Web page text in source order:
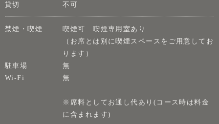
貸切
不可
禁煙・喫煙
喫煙可 喫煙専用室あり
（お席とは別に喫煙スペースをご用意してお
ります）
駐車場
無
Wi-Fi
無
※席料としてお通し代あり(コース時は料金
に含まれます)